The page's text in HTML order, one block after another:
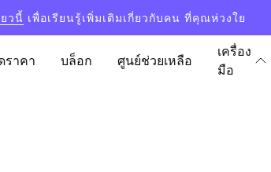
วนี้ เพื่อเรียนรู้เพิ่มเติมเกี่ยวกับคน ที่คุณห่วงใย
ราคา บล็อก ศูนย์ช่วยเหลือ
เครื่อง
มือ